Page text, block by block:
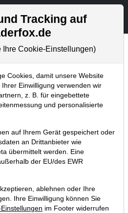
Aktien- und Artikelsuche
Skandalen
im
P. Uhlschmied
Tracking auf
Ihre Cookie-Einstellungen)
Cookies, damit unsere Website
Einwilligung verwenden wir
z. B. für eingebettete
und personalisierte
auf Ihrem Gerät gespeichert oder
an Drittanbieter wie
übermittelt werden. Eine
der EU/des EWR
ablehnen oder Ihre
Ihre Einwilligung können Sie
im Footer widerrufen